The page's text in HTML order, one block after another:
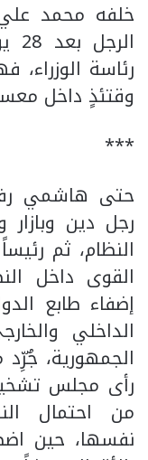
خلفه محمد
رئاسة
وقتئذٍ داخل
***
حتى هاشمي
رجل دين
النظام، ثم
القوى داخل
إضفاء طابع
الداخلي
الجمهورية،
رأى مجلس تشخيص
من احتمال
نفسها، حين